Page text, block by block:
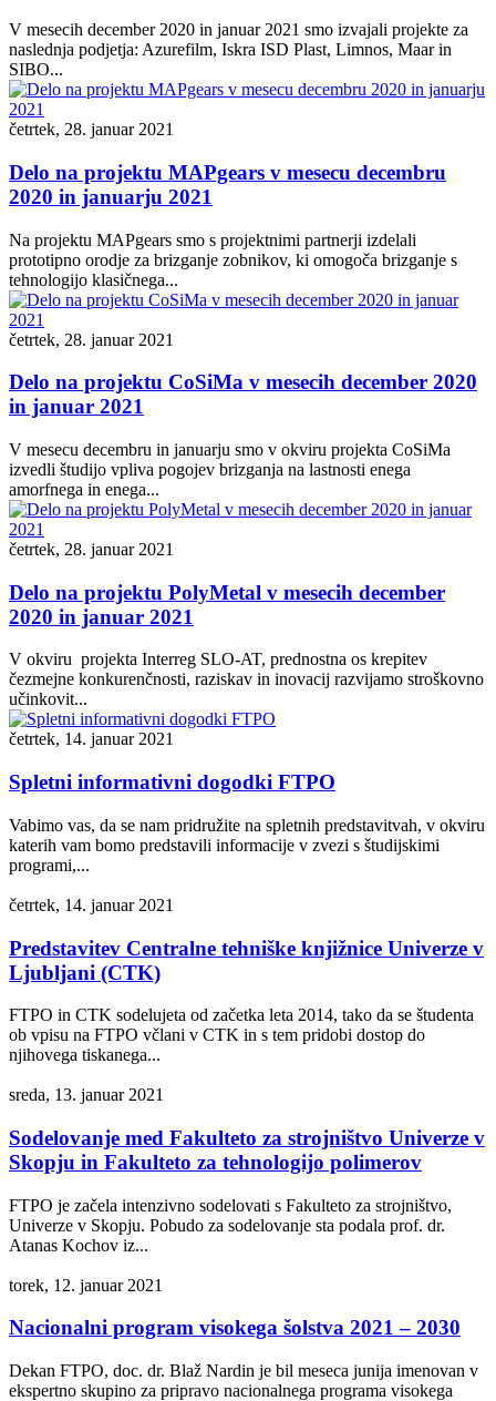
V mesecih december 2020 in januar 2021 smo izvajali projekte za
naslednja podjetja: Azurefilm, Iskra ISD Plast, Limnos, Maar in
SIBO...
četrtek, 28. januar 2021
Delo na projektu MAPgears v mesecu decembru
2020 in januarju 2021
Na projektu MAPgears smo s projektnimi partnerji izdelali
prototipno orodje za brizganje zobnikov, ki omogoča brizganje s
tehnologijo klasičnega...
četrtek, 28. januar 2021
Delo na projektu CoSiMa v mesecih december 2020
in januar 2021
V mesecu decembru in januarju smo v okviru projekta CoSiMa
izvedli študijo vpliva pogojev brizganja na lastnosti enega
amorfnega in enega...
četrtek, 28. januar 2021
Delo na projektu PolyMetal v mesecih december
2020 in januar 2021
V okviru projekta Interreg SLO-AT, prednostna os krepitev
čezmejne konkurenčnosti, raziskav in inovacij razvijamo stroškovno
učinkovit...
četrtek, 14. januar 2021
Spletni informativni dogodki FTPO
Vabimo vas, da se nam pridružite na spletnih predstavitvah, v okviru
katerih vam bomo predstavili informacije v zvezi s študijskimi
programi,...
četrtek, 14. januar 2021
Predstavitev Centralne tehniške knjižnice Univerze v
Ljubljani (CTK)
FTPO in CTK sodelujeta od začetka leta 2014, tako da se študenta
ob vpisu na FTPO včlani v CTK in s tem pridobi dostop do
njihovega tiskanega...
sreda, 13. januar 2021
Sodelovanje med Fakulteto za strojništvo Univerze v
Skopju in Fakulteto za tehnologijo polimerov
FTPO je začela intenzivno sodelovati s Fakulteto za strojništvo,
Univerze v Skopju. Pobudo za sodelovanje sta podala prof. dr.
Atanas Kochov iz...
torek, 12. januar 2021
Nacionalni program visokega šolstva 2021 – 2030
Dekan FTPO, doc. dr. Blaž Nardin je bil meseca junija imenovan v
ekspertno skupino za pripravo nacionalnega programa visokega